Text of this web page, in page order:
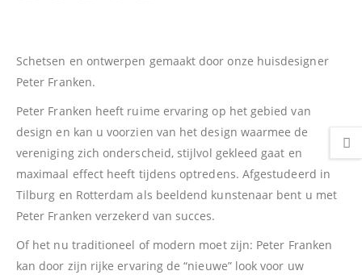
Schetsen en ontwerpen gemaakt door onze huisdesigner
Peter Franken.
Peter Franken heeft ruime ervaring op het gebied van
design en kan u voorzien van het design waarmee de
vereniging zich onderscheid, stijlvol gekleed gaat en
maximaal effect heeft tijdens optredens. Afgestudeerd in
Tilburg en Rotterdam als beeldend kunstenaar bent u met
Peter Franken verzekerd van succes.
Of het nu traditioneel of modern moet zijn: Peter Franken
kan door zijn rijke ervaring de “nieuwe” look voor uw